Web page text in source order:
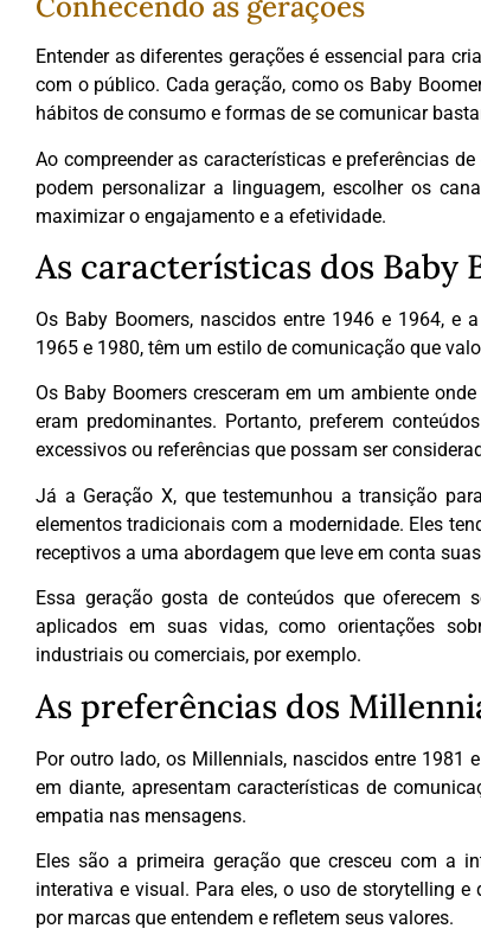
Entender as diferentes gerações é essencial para
com o público. Cada geração, como os Baby
hábitos de consumo e formas de se comunicar
Ao compreender as características e preferências
podem personalizar a linguagem, escolher os
maximizar o engajamento e a efetividade.
As características dos Baby
Os Baby Boomers, nascidos entre 1946 e 1964, e
1965 e 1980, têm um estilo de comunicação que
Os Baby Boomers cresceram em um ambiente
eram predominantes. Portanto, preferem
excessivos ou referências que possam ser
Já a Geração X, que testemunhou a transição
elementos tradicionais com a modernidade. Eles
receptivos a uma abordagem que leve em conta
Essa geração gosta de conteúdos que oferecem
aplicados em suas vidas, como orientações
industriais ou comerciais, por exemplo.
As preferências dos
Por outro lado, os Millennials, nascidos entre 1981
em diante, apresentam características de
empatia nas mensagens.
Eles são a primeira geração que cresceu com a
interativa e visual. Para eles, o uso de storytelling
por marcas que entendem e refletem seus valores.